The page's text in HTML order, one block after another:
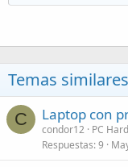
Temas similares
C Laptop con
condor12 PC
Respuestas 9